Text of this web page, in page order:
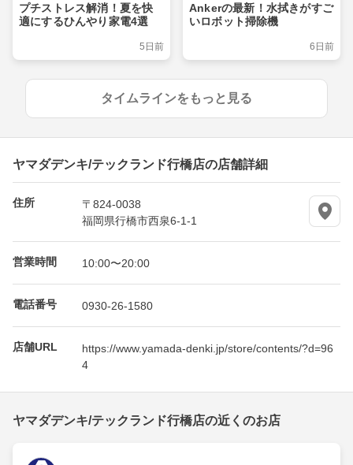
プチストレス解消！夏を快
適にするひんやり家電4選
5日前
Ankerの最新！水拭きがすご
いロボット掃除機
6日前
タイムラインをもっと見る
ヤマダデンキ/テックランド行橋店の店舗詳細
住所
〒824-0038
福岡県行橋市西泉6-1-1
営業時間 10:00〜20:00
電話番号 0930-26-1580
店舗URL
https://www.yamada-denki.jp/store/contents/?d=96
4
ヤマダデンキ/テックランド行橋店の近くのお店